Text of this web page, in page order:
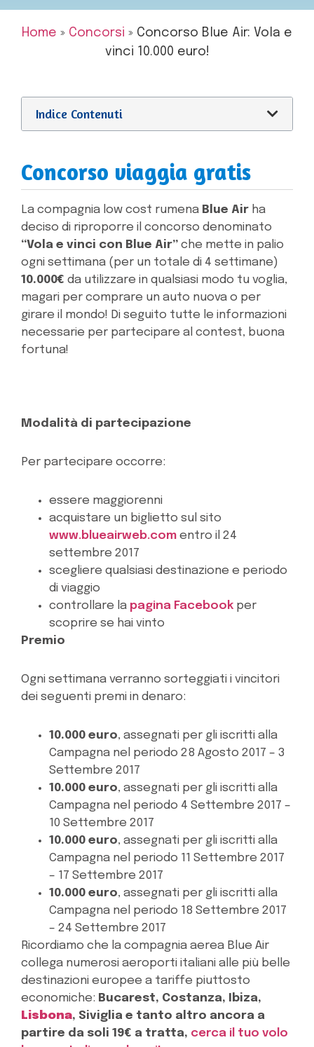
Home » Concorsi » Concorso Blue Air: Vola e
vinci 10.000 euro!
Indice Contenuti
Concorso viaggia gratis
La compagnia low cost rumena Blue Air ha
deciso di riproporre il concorso denominato
“Vola e vinci con Blue Air” che mette in palio
ogni settimana (per un totale di 4 settimane)
10.000€ da utilizzare in qualsiasi modo tu voglia,
magari per comprare un auto nuova o per
girare il mondo! Di seguito tutte le informazioni
necessarie per partecipare al contest, buona
fortuna!
Modalità di partecipazione
Per partecipare occorre:
essere maggiorenni
acquistare un biglietto sul sito
www.blueairweb.com entro il 24
settembre 2017
scegliere qualsiasi destinazione e periodo
di viaggio
controllare la pagina Facebook per
scoprire se hai vinto
Premio
Ogni settimana verranno sorteggiati i vincitori
dei seguenti premi in denaro:
10.000 euro, assegnati per gli iscritti alla
Campagna nel periodo 28 Agosto 2017 – 3
Settembre 2017
10.000 euro, assegnati per gli iscritti alla
Campagna nel periodo 4 Settembre 2017 –
10 Settembre 2017
10.000 euro, assegnati per gli iscritti alla
Campagna nel periodo 11 Settembre 2017
– 17 Settembre 2017
10.000 euro, assegnati per gli iscritti alla
Campagna nel periodo 18 Settembre 2017
– 24 Settembre 2017
Ricordiamo che la compagnia aerea Blue Air
collega numerosi aeroporti italiani alle più belle
destinazioni europee a tariffe piuttosto
economiche: Bucarest, Costanza, Ibiza,
Lisbona, Siviglia e tanto altro ancora a
partire da soli 19€ a tratta, cerca il tuo volo